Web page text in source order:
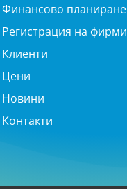
Финансово планиране
Регистрация на фирми
Клиенти
Цени
Новини
Контакти